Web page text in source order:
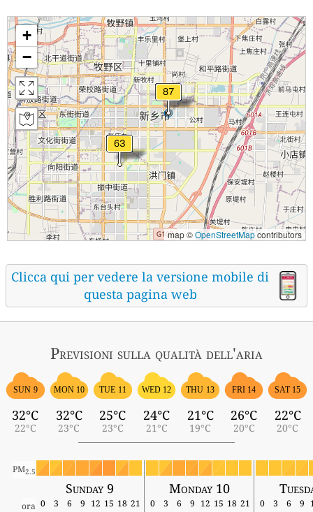
+
−
map ©OpenStreetMapcontributors
Clicca qui per vedere la versione mobile di
questa pagina web
Previsioni sulla qualità dell'aria
SUN 9
32°C
22°C
MON 10
32°C
23°C
TUE 11
25°C
23°C
WED 12
24°C
21°C
THU 13
21°C
19°C
FRI 14
26°C
20°C
SAT 15
22°C
20°C
PM2.5
Sunday 9 Monday 10
ora 0 3 6 9 12 15 18 21 0 3 6 9 12 15 18 21 0 3 6 9